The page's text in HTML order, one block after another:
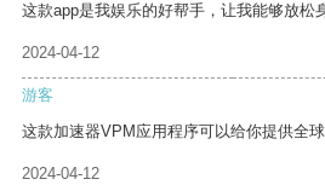
这款app是我娱乐的好帮手，让我能够放松
2024-04-12
游客
这款加速器VPM应用程序可以给你提供全
2024-04-12